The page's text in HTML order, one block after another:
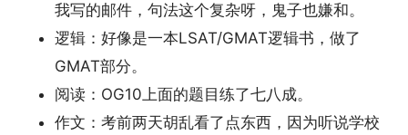
我写的邮件，句法这个复杂呀，鬼子也嫌和。
逻辑：好像是一本LSAT/GMAT逻辑书，做了
GMAT部分。
阅读：OG10上面的题目练了七八成。
作文：考前两天胡乱看了点东西，因为听说学校